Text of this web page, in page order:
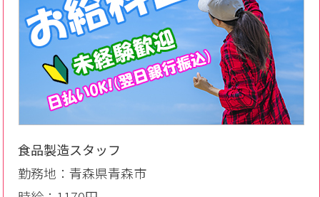
食品製造スタッフ
勤務地：青森県青森市